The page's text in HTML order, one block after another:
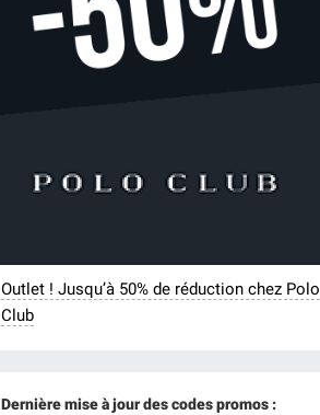
Outlet ! Jusqu’à 50% de réduction chez Polo
Club
Dernière mise à jour des codes promos :